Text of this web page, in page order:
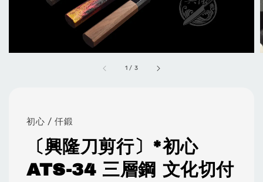
1 / 3
初心 / 仟鍛
〔興隆刀剪行〕*初心
ATS-34 三層鋼 文化切付